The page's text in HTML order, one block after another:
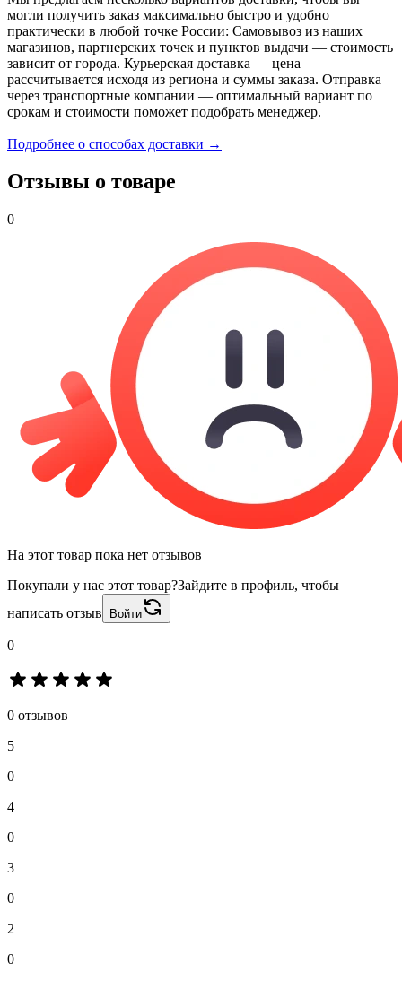
могли получить заказ максимально быстро и удобно
практически в любой точке России: Самовывоз из наших
магазинов, партнерских точек и пунктов выдачи — стоимость
зависит от города. Курьерская доставка — цена
рассчитывается исходя из региона и суммы заказа. Отправка
через транспортные компании — оптимальный вариант по
срокам и стоимости поможет подобрать менеджер.
Подробнее о способах доставки →
Отзывы о товаре
0
На этот товар пока нет отзывов
Покупали у нас этот товар?Зайдите в профиль, чтобы
написать отзыв
Войти
0
0 отзывов
5
0
4
0
3
0
2
0